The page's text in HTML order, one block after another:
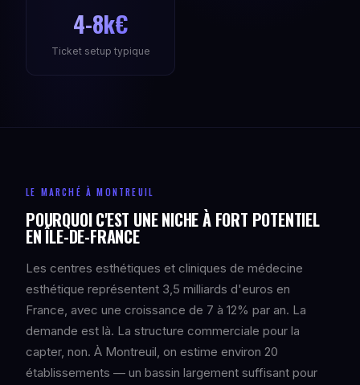
4-8k€
Ticket setup typique
LE MARCHÉ À MONTREUIL
POURQUOI C'EST UNE NICHE À FORT POTENTIEL
EN ÎLE-DE-FRANCE
Les centres esthétiques et cliniques de médecine
esthétique représentent 3,5 milliards d'euros en
France, avec une croissance de 7 à 12% par an. La
demande est là. La structure commerciale pour la
capter, non. À Montreuil, on estime environ 20
établissements — un bassin largement suffisant pour